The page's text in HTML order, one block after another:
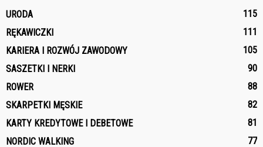
URODA
115
RĘKAWICZKI
111
KARIERA I ROZWÓJ ZAWODOWY
105
SASZETKI I NERKI
90
ROWER
88
SKARPETKI MĘSKIE
82
KARTY KREDYTOWE I DEBETOWE
81
NORDIC WALKING
77